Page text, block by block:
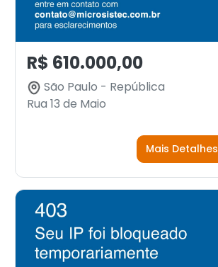
R$ 610.000,00
São Paulo - República
Rua 13 de Maio
Mais Detalhes